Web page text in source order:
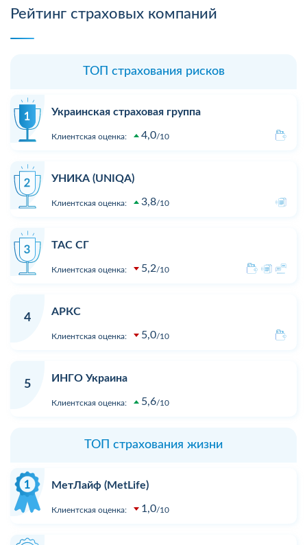
Рейтинг страховых компаний
ТОП страхования рисков
Украинская страховая группа
Клиентская оценка: 4,0 10
УНИКА (UNIQA)
Клиентская оценка: 3,8 10
ТАС СГ
Клиентская оценка: 5,2 10
4
АРКС
Клиентская оценка: 5,0 10
5
ИНГО Украина
Клиентская оценка: 5,6 10
ТОП страхования жизни
МетЛайф (MetLife)
Клиентская оценка: 1,0 10